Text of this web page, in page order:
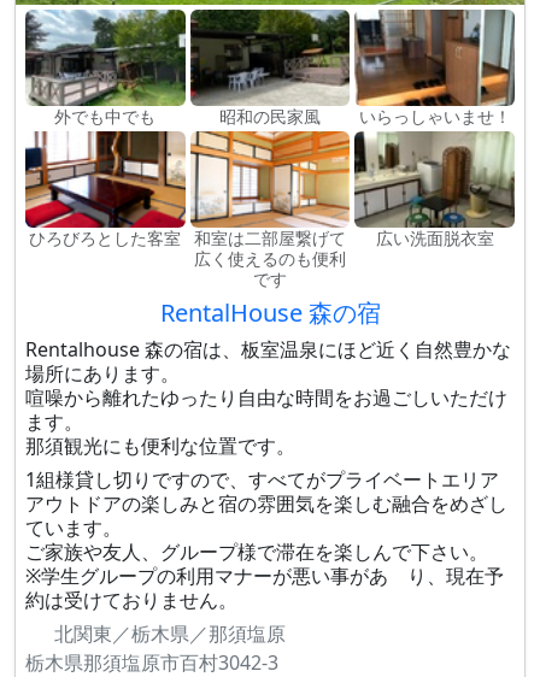
外でも中でも 昭和の民家風 いらっしゃいませ！
ひろびろとした客室
和室は二部屋繋げて
広く使えるのも便利
です
広い洗面脱衣室
RentalHouse 森の宿
Rentalhouse 森の宿は、板室温泉にほど近く自然豊かな
場所にあります。
喧噪から離れたゆったり自由な時間をお過ごしいただけ
ます。
那須観光にも便利な位置です。
1組様貸し切りですので、すべてがプライベートエリア
アウトドアの楽しみと宿の雰囲気を楽しむ融合をめざし
ています。
ご家族や友人、グループ様で滞在を楽しんで下さい。
※学生グループの利用マナーが悪い事があ り、現在予
約は受けておりません。
北関東／栃木県／那須塩原
栃木県那須塩原市百村3042-3